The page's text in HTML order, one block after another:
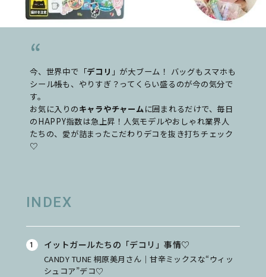
今、世界中で「デコリ 」が大ブーム！ バッグもスマホも
シール帳も、やりすぎ？ってくらい盛るのが今の気分で
す。
お気に入りのキャラやチャームに囲まれるだけで、毎日
のHAPPY指数は急上昇！人気モデルやおしゃれ業界人
たちの、愛が詰まったこだわりデコを抜き打ちチェック
♡
INDEX
イットガールたちの「デコリ」事情♡
CANDY TUNE 桐原美月さん｜甘辛ミックスな“ウィッ
シュコア”デコ♡